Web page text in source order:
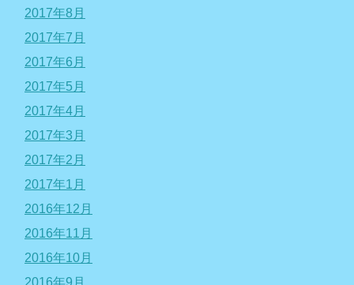
2017年8月
2017年7月
2017年6月
2017年5月
2017年4月
2017年3月
2017年2月
2017年1月
2016年12月
2016年11月
2016年10月
2016年9月